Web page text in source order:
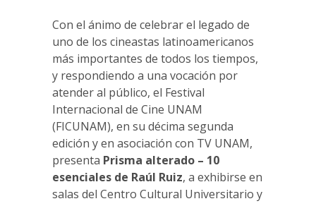
Con el ánimo de celebrar el legado de
uno de los cineastas latinoamericanos
más importantes de todos los tiempos,
y respondiendo a una vocación por
atender al público, el Festival
Internacional de Cine UNAM
(FICUNAM), en su décima segunda
edición y en asociación con TV UNAM,
presenta Prisma alterado – 10
esenciales de Raúl Ruiz, a exhibirse en
salas del Centro Cultural Universitario y